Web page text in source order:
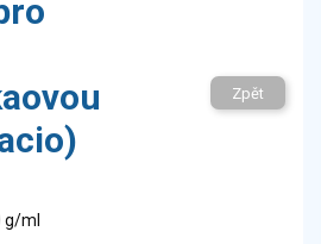
výrobky
výrobky
pufované výrobky
Zpět
g/ml